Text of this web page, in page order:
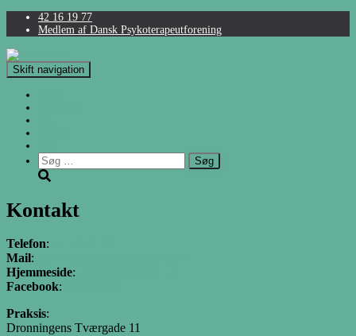
42 16 19 77
Medlem af Dansk Psykoterapeutforening
Skift navigation
Søg
efter:
Kontakt
Telefon:
Mail:
Hjemmeside:
Facebook:
Praksis:
Dronningens Tværgade 11